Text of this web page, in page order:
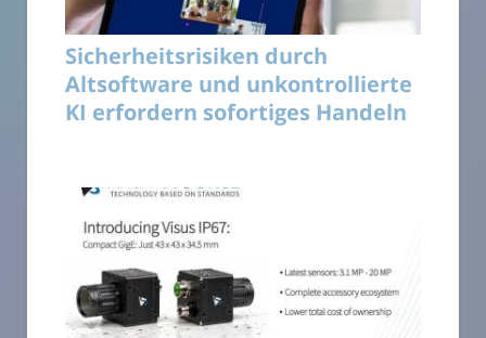
Sicherheitsrisiken durch
Altsoftware und unkontrollierte
KI erfordern sofortiges Handeln